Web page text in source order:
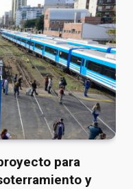
para
y